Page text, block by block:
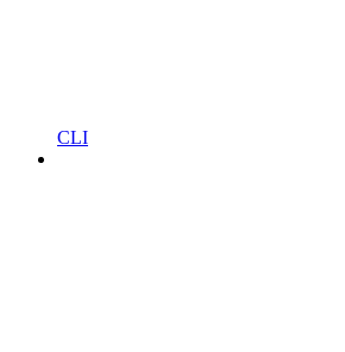
CLI